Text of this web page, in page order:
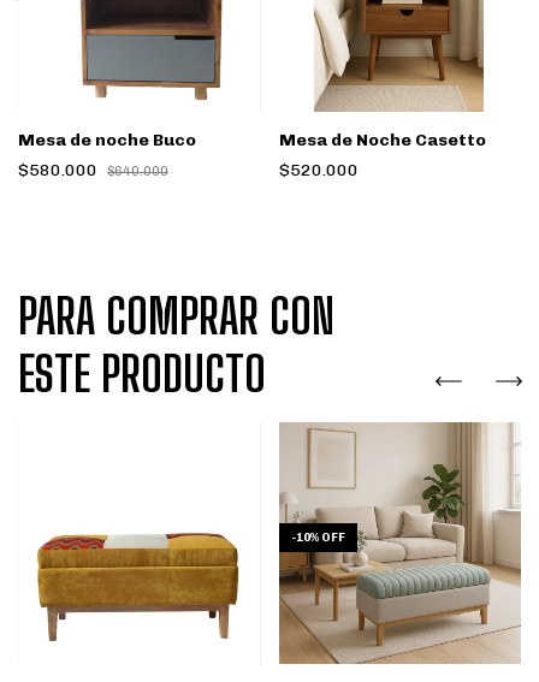
Mesa de noche Buco
$580.000
$640.000
Mesa de Noche Casetto
$520.000
PARA COMPRAR CON
ESTE PRODUCTO
-10% OFF